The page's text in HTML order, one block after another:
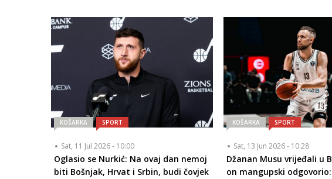
KOŠARKA SPORT
Sat, 11 Jul 2026 - 10:00
Oglasio se Nurkić: Na ovaj dan nemoj
biti Bošnjak, Hrvat i Srbin, budi čovjek
KOŠARKA SPORT
Sat, 13 Jun 2026 - 10:28
Džanan Musu vrijeđali u
on mangupski